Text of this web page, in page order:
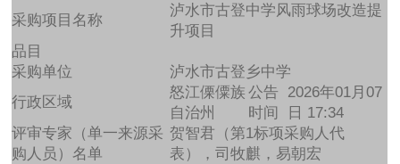
采购项目名称
泸水市古登中学风雨球场改造提
升项目
品目
采购单位
泸水市古登乡中学
行政区域
怒江傈僳族
自治州
公告
时间
2026年01月07
日 17:34
评审专家（单一来源采
购人员）名单
贺智君（第1标项采购人代
表），司牧麒，易朝宏